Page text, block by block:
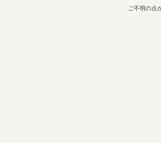
ご不明の点